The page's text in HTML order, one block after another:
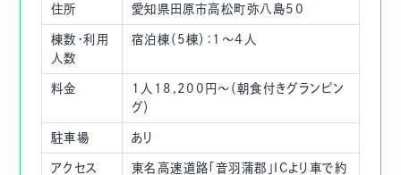
住所 愛知県田原市高松町弥八島50
棟数・利用
人数
宿泊棟（5棟）：1～4人
料金
1人18,200円～（朝食付きグランピン
グ）
駐車場 あり
アクセス
東名高速道路「音羽蒲郡」ICより車で約